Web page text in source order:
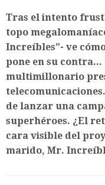
Tras el intento
topo
Increíbles”- ve
pone en su
multimillonario
de lanzar una
superhéroes. ¿El
cara visible del
marido, Mr.